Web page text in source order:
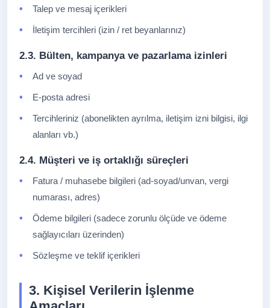
Talep ve mesaj içerikleri
İletişim tercihleri (izin / ret beyanlarınız)
2.3. Bülten, kampanya ve pazarlama izinleri
Ad ve soyad
E-posta adresi
Tercihleriniz (abonelikten ayrılma, iletişim izni bilgisi, ilgi
alanları vb.)
2.4. Müşteri ve iş ortaklığı süreçleri
Fatura / muhasebe bilgileri (ad-soyad/unvan, vergi
numarası, adres)
Ödeme bilgileri (sadece zorunlu ölçüde ve ödeme
sağlayıcıları üzerinden)
Sözleşme ve teklif içerikleri
3. Kişisel Verilerin İşlenme